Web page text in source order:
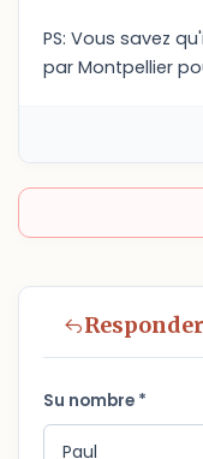
PS: Vous savez
par Montpellier
Su nombre *